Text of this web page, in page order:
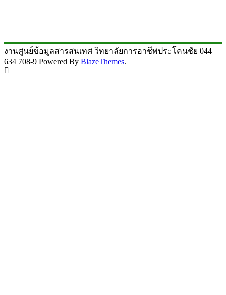
งานศูนย์ข้อมูลสารสนเทศ วิทยาลัยการอาชีพประโคนชัย 044
634 708-9 Powered By BlazeThemes.